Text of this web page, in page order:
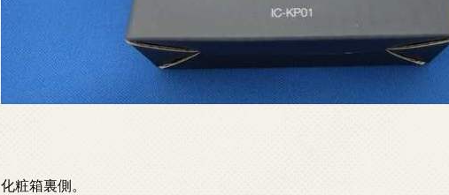
化粧箱裏側。